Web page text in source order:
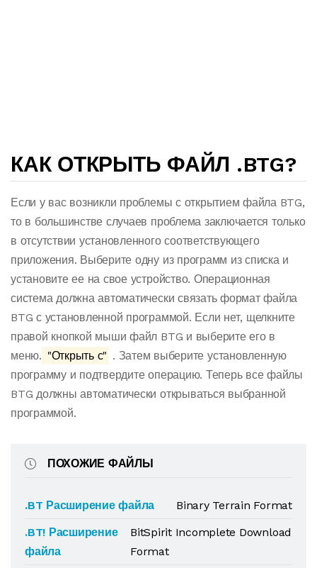
КАК ОТКРЫТЬ ФАЙЛ .BTG?
Если у вас возникли проблемы с открытием файла BTG,
то в большинстве случаев проблема заключается только
в отсутствии установленного соответствующего
приложения. Выберите одну из программ из списка и
установите ее на свое устройство. Операционная
система должна автоматически связать формат файла
BTG с установленной программой. Если нет, щелкните
правой кнопкой мыши файл BTG и выберите его в
меню. "Открыть с" . Затем выберите установленную
программу и подтвердите операцию. Теперь все файлы
BTG должны автоматически открываться выбранной
программой.
ПОХОЖИЕ ФАЙЛЫ
.BT Расширение файла
Binary Terrain Format
.BT! Расширение
файла
BitSpirit Incomplete Download
Format